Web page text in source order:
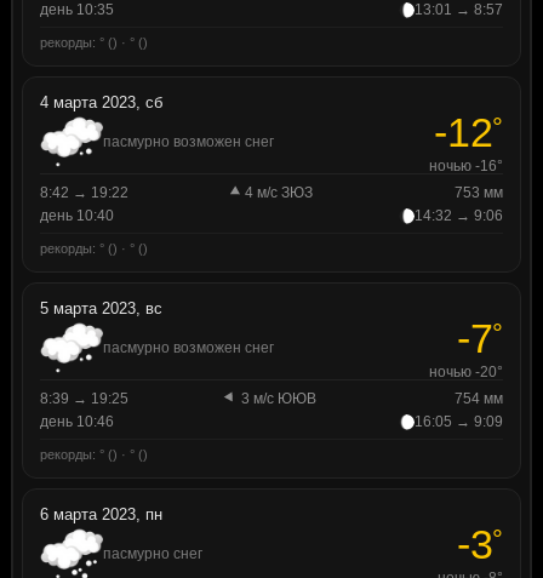
день 10:35
13:01 → 8:57
рекорды: ° () · ° ()
4 марта 2023, сб
пасмурно возможен снег -12°
ночью -16°
8:42 → 19:22
4 м/с ЗЮЗ
753 мм
день 10:40
14:32 → 9:06
рекорды: ° () · ° ()
5 марта 2023, вс
пасмурно возможен снег -7°
ночью -20°
8:39 → 19:25
3 м/с ЮЮВ
754 мм
день 10:46
16:05 → 9:09
рекорды: ° () · ° ()
6 марта 2023, пн
пасмурно снег -3°